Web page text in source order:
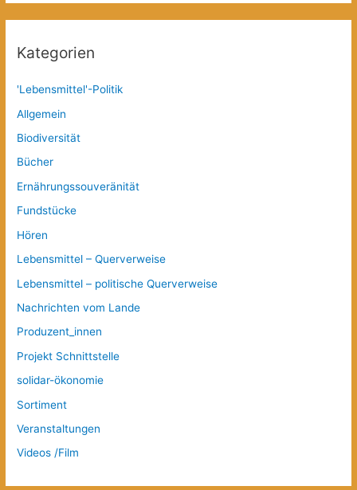
Kategorien
'Lebensmittel'-Politik
Allgemein
Biodiversität
Bücher
Ernährungssouveränität
Fundstücke
Hören
Lebensmittel – Querverweise
Lebensmittel – politische Querverweise
Nachrichten vom Lande
Produzent_innen
Projekt Schnittstelle
solidar-ökonomie
Sortiment
Veranstaltungen
Videos /Film